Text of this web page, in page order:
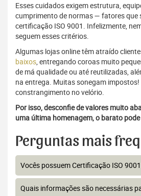
Esses cuidados exigem estrutura,
cumprimento de normas — fatores que
certificação ISO 9001. Infelizmente,
seguem esses critérios.
Algumas lojas online têm atraído
baixos, entregando coroas muito
de má qualidade ou até reutilizadas,
na entrega. Muitas sonegam impostos!
constrangimento no velório.
Por isso, desconfie de valores muito
uma última homenagem, o barato
Perguntas mais
Vocês possuem Certificação ISO
Quais informações são necessárias